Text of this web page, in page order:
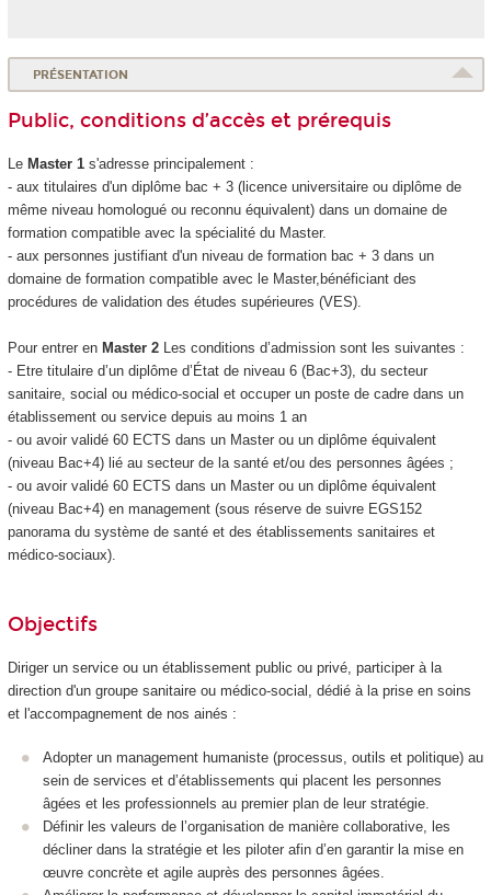
PRÉSENTATION
Public, conditions d’accès et prérequis
LeMaster 1s'adresse principalement :
- aux titulaires d'un diplôme bac + 3 (licence universitaire ou diplôme de
même niveau homologué ou reconnu équivalent) dans un domaine de
formation compatible avec la spécialité du Master.
- aux personnes justifiant d'un niveau de formation bac + 3 dans un
domaine de formation compatible avec le Master,bénéficiant des
procédures de validation des études supérieures (VES).
Pour entrer en Master 2Les conditions d’admission sont les suivantes :
- Etre titulaire d’un diplôme d’État de niveau 6(Bac+3), du secteur
sanitaire, social ou médico-social et occuper un poste de cadre dans un
établissement ou service depuis au moins 1 an
- ou avoir validé 60 ECTS dans un Master ou un diplôme équivalent
(niveau Bac+4) lié au secteur de la santé et/ou des personnes âgées ;
- ou avoir validé 60 ECTS dans un Master ou un diplôme équivalent
(niveau Bac+4) en management (sous réserve de suivre EGS152
panorama du système de santé et des établissements sanitaires et
médico-sociaux).
Objectifs
Diriger un service ou un établissement public ou privé, participer à la
direction d'un groupe sanitaire ou médico-social, dédié à la prise en soins
et l'accompagnement de nos ainés :
Adopter un management humaniste (processus, outils et politique) au
sein de services et d’établissements qui placent les personnes
âgées et les professionnels au premier plan de leur stratégie.
Définir les valeurs de l’organisation de manière collaborative, les
décliner dans la stratégie et les piloter afin d’en garantir la mise en
œuvre concrète et agile auprès des personnes âgées.